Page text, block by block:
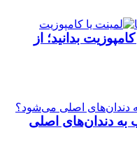
بدانید؛ از
به دندان‌های اصلی